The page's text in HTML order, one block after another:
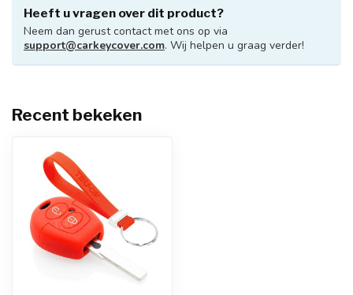
Heeft u vragen over dit product?
Neem dan gerust contact met ons op via
support@carkeycover.com. Wij helpen u graag verder!
Recent bekeken